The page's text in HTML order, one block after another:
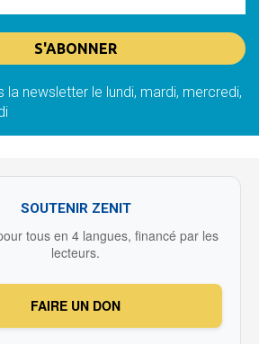
la newsletter le lundi, mardi, mercredi,
SOUTENIR ZENIT
tous en 4 langues, financé par les
lecteurs.
FAIRE UN DON